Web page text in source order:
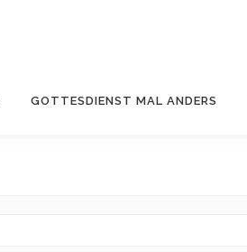
GOTTESDIENST MAL ANDERS